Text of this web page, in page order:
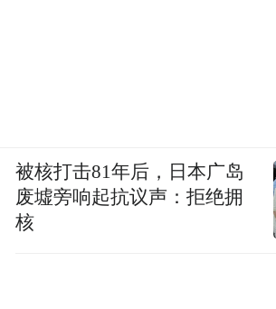
被核打击81年后，日本广岛
废墟旁响起抗议声：拒绝拥
核